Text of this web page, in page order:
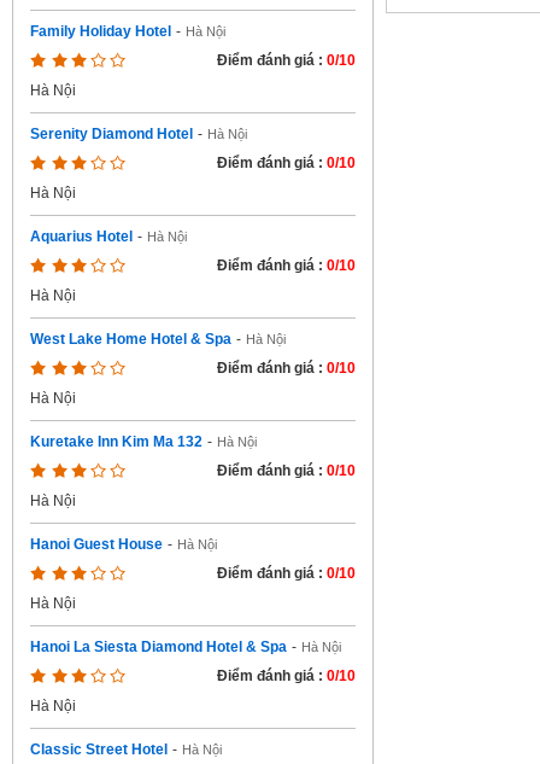
Family Holiday Hotel - Hà Nội
Điểm đánh giá : 0/10
Hà Nội
Serenity Diamond Hotel - Hà Nội
Điểm đánh giá : 0/10
Hà Nội
Aquarius Hotel - Hà Nội
Điểm đánh giá : 0/10
Hà Nội
West Lake Home Hotel & Spa - Hà Nội
Điểm đánh giá : 0/10
Hà Nội
Kuretake Inn Kim Ma 132 - Hà Nội
Điểm đánh giá : 0/10
Hà Nội
Hanoi Guest House - Hà Nội
Điểm đánh giá : 0/10
Hà Nội
Hanoi La Siesta Diamond Hotel & Spa - Hà Nội
Điểm đánh giá : 0/10
Hà Nội
Classic Street Hotel - Hà Nội